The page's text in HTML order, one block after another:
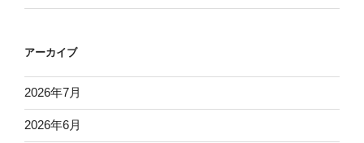
アーカイブ
2026年7月
2026年6月